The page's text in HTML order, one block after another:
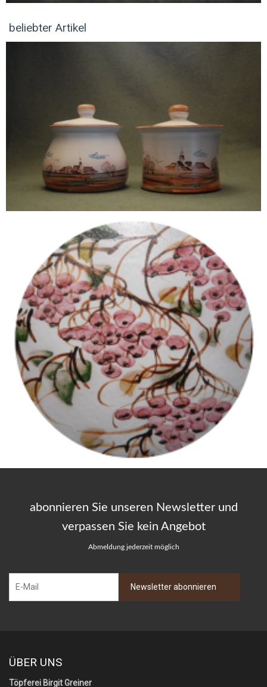
beliebter Artikel
abonnieren Sie unseren Newsletter und
verpassen Sie kein Angebot
Abmeldung jederzeit möglich
ÜBER UNS
Töpferei Birgit Greiner